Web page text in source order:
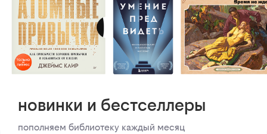
новинки и бестселлеры
пополняем библиотеку каждый месяц